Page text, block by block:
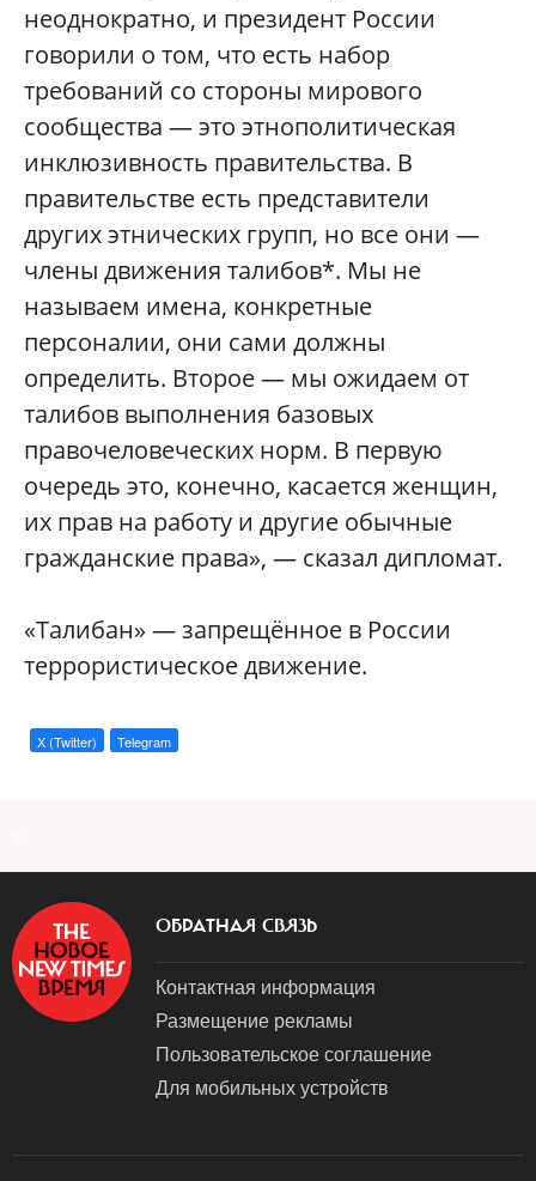
неоднократно, и президент России
говорили о том, что есть набор
требований со стороны мирового
сообщества — это этнополитическая
инклюзивность правительства. В
правительстве есть представители
других этнических групп, но все они —
члены движения талибов*. Мы не
называем имена, конкретные
персоналии, они сами должны
определить. Второе — мы ожидаем от
талибов выполнения базовых
правочеловеческих норм. В первую
очередь это, конечно, касается женщин,
их прав на работу и другие обычные
гражданские права», — сказал дипломат.
«Талибан» — запрещённое в России
террористическое движение.
X (Twitter) Telegram
ОБРАТНАЯ СВЯЗЬ
Контактная информация
Размещение рекламы
Пользовательское соглашение
Для мобильных устройств